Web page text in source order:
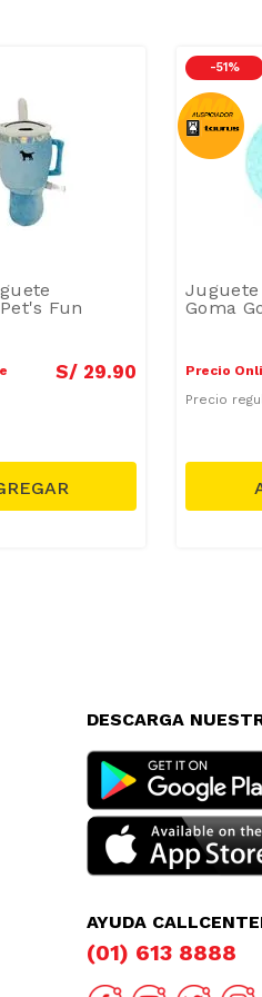
Fun
S/ 29.90
-51 %
Juguete
Goma
Precio
Precio
DESCARGA
AYUDA
(01) 613 8888